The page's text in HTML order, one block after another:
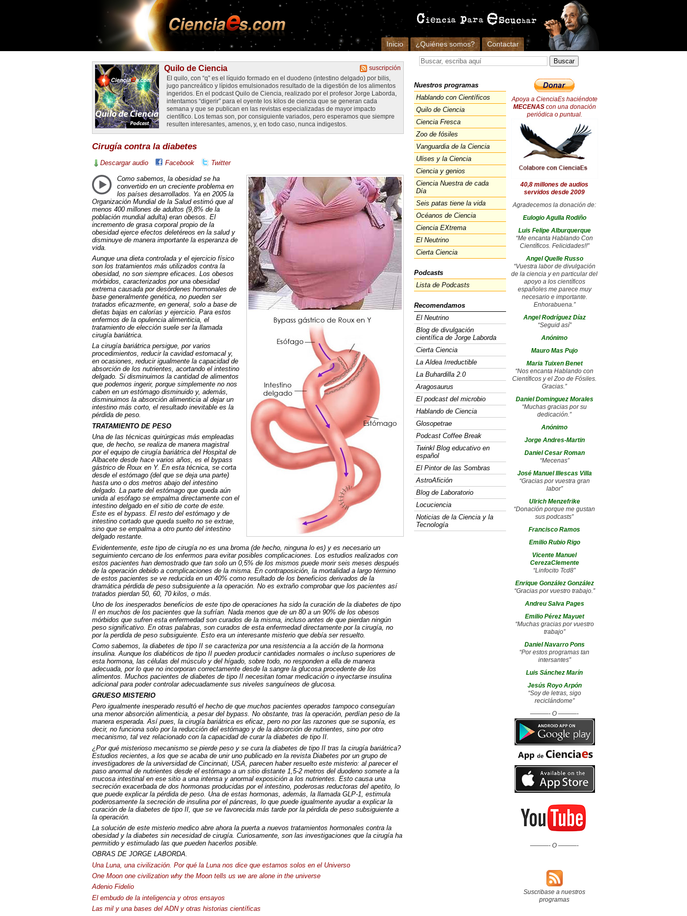
Inicio ¿Quiénes somos? Contactar
suscripción
Quilo de Ciencia
El quilo, con “q” es el líquido formado en el duodeno (intestino delgado) por bilis,
jugo pancreático y lípidos emulsionados resultado de la digestión de los alimentos
ingeridos. En el podcast Quilo de Ciencia, realizado por el profesor Jorge Laborda,
intentamos “digerir” para el oyente los kilos de ciencia que se generan cada
semana y que se publican en las revistas especializadas de mayor impacto
científico. Los temas son, por consiguiente variados, pero esperamos que siempre
resulten interesantes, amenos, y, en todo caso, nunca indigestos.
Cirugía contra la diabetes
Descargar audio Facebook Twitter
Como sabemos, la obesidad se ha
convertido en un creciente problema en
los países desarrollados. Ya en 2005 la
Organización Mundial de la Salud estimó que al
menos 400 millones de adultos (9,8% de la
población mundial adulta) eran obesos. El
incremento de grasa corporal propio de la
obesidad ejerce efectos deletéreos en la salud y
disminuye de manera importante la esperanza de
vida.
Aunque una dieta controlada y el ejercicio físico
son los tratamientos más utilizados contra la
obesidad, no son siempre eficaces. Los obesos
mórbidos, caracterizados por una obesidad
extrema causada por desórdenes hormonales de
base generalmente genética, no pueden ser
tratados eficazmente, en general, solo a base de
dietas bajas en calorías y ejercicio. Para estos
enfermos de la opulencia alimenticia, el
tratamiento de elección suele ser la llamada
cirugía bariátrica.
La cirugía bariátrica persigue, por varios
procedimientos, reducir la cavidad estomacal y,
en ocasiones, reducir igualmente la capacidad de
absorción de los nutrientes, acortando el intestino
delgado. Si disminuimos la cantidad de alimentos
que podemos ingerir, porque simplemente no nos
caben en un estómago disminuido y, además,
disminuimos la absorción alimenticia al dejar un
intestino más corto, el resultado inevitable es la
pérdida de peso.
TRATAMIENTODE PESO
Una de las técnicas quirúrgicas más empleadas
que, de hecho, se realiza de manera magistral
por el equipo de cirugía bariátrica del Hospital de
Albacete desde hace varios años, es el bypass
gástrico de Roux en Y. En esta técnica, se corta
desde el estómago (del que se deja una parte)
hasta uno o dos metros abajo del intestino
delgado. La parte del estómago que queda aún
unida al esófago se empalma directamente con el
intestino delgado en el sitio de corte de este.
Este es el bypass. El resto del estómago y de
intestino cortado que queda suelto no se extrae,
sino que se empalma a otro punto del intestino
delgado restante.
Evidentemente, este tipo de cirugía no es una broma (de hecho, ninguna lo es) y es necesario un
seguimiento cercano de los enfermos para evitar posibles complicaciones. Los estudios realizados con
estos pacientes han demostrado que tan solo un 0,5% de los mismos puede morir seis meses después
de la operación debido a complicaciones de la misma. En contraposición, la mortalidad a largo término
de estos pacientes se ve reducida en un 40% como resultado de los beneficios derivados de la
dramática pérdida de peso subsiguiente a la operación. No es extraño comprobar que los pacientes así
tratados pierdan 50, 60, 70 kilos, o más.
Uno de los inesperados beneficios de este tipo de operaciones ha sido la curación de la diabetes de tipo
II en muchos de los pacientes que la sufrían. Nada menos que de un 80 a un 90% de los obesos
mórbidos que sufren esta enfermedad son curados de la misma, incluso antes de que pierdan ningún
peso significativo. En otras palabras, son curados de esta enfermedad directamente por la cirugía, no
por la perdida de peso subsiguiente. Esto era un interesante misterio que debía ser resuelto.
Como sabemos, la diabetes de tipo II se caracteriza por una resistencia a la acción de la hormona
insulina. Aunque los diabéticos de tipo II pueden producir cantidades normales o incluso superiores de
esta hormona, las células del músculo y del hígado, sobre todo, no responden a ella de manera
adecuada, por lo que no incorporan correctamente desde la sangre la glucosa procedente de los
alimentos. Muchos pacientes de diabetes de tipo II necesitan tomar medicación o inyectarse insulina
adicional para poder controlar adecuadamente sus niveles sanguíneos de glucosa.
GRUESO MISTERIO
Pero igualmente inesperado resultó el hecho de que muchos pacientes operados tampoco conseguían
una menor absorción alimenticia, a pesar del bypass. No obstante, tras la operación, perdían peso de la
manera esperada. Así pues, la cirugía bariátrica es eficaz, pero no por las razones que se suponía, es
decir, no funciona solo por la reducción del estómago y de la absorción de nutrientes, sino por otro
mecanismo, tal vez relacionado con la capacidad de curar la diabetes de tipo II.
¿Por qué misterioso mecanismo se pierde peso y se cura la diabetes de tipo II tras la cirugía bariátrica?
Estudios recientes, a los que se acaba de unir uno publicado en la revista Diabetes por un grupo de
investigadores de la universidad de Cincinnati, USA , parecen haber resuelto este misterio: al parecer el
paso anormal de nutrientes desde el estómago a un sitio distante 1,5-2 metros del duodeno somete a la
mucosa intestinal en ese sitio a una intensa y anormal exposición a los nutrientes. Esto causa una
secreción exacerbada de dos hormonas producidas por el intestino, poderosas reductoras del apetito, lo
que puede explicar la pérdida de peso. Una de estas hormonas, además, la llamada GLP-1, estimula
poderosamente la secreción de insulina por el páncreas, lo que puede igualmente ayudar a explicar la
curación de la diabetes de tipo II, que se ve favorecida más tarde por la pérdida de peso subsiguiente a
la operación.
La solución de este misterio medico abre ahora la puerta a nuevos tratamientos hormonales contra la
obesidad y la diabetes sin necesidad de cirugía. Curiosamente, son las investigaciones que la cirugía ha
permitido y estimulado las que pueden hacerlos posible.
OBRASDE JORGE LABORDA.
Una Luna, una civilización. Por qué la Luna nos dice que estamos solos en el Universo
One Moon one civilization why the Moon tells us we are alone in the universe
Adenio Fidelio
El embudo de la inteligencia y otros ensayos
Las mil y una bases delADNy otras historias científicas
Nuestros programas
Hablando con Científicos
Quilo de Ciencia
Ciencia Fresca
Zoo de fósiles
Vanguardia de la Ciencia
Ulises y la Ciencia
Ciencia y genios
Ciencia Nuestra de cada
Día
Seis patas tiene la vida
Océanos de Ciencia
Ciencia EXtrema
El Neutrino
Cierta Ciencia
Podcasts
Lista de Podcasts
Recomendamos
El Neutrino
Blog de divulgación
científica de Jorge Laborda
Cierta Ciencia
La Aldea Irreductible
La Buhardilla 2.0
Aragosaurus
El podcast del microbio
Hablando de Ciencia
Glosopetrae
Podcast Coffee Break
Twinkl Blog educativo en
español
El Pintor de las Sombras
AstroAfición
Blog de Laboratorio
Locuciencia
Noticias de la Ciencia y la
Tecnología
Apoya a CienciaEs haciéndote
MECENAScon una donación
periódica o puntual.
40,8 millones de audios
servidos desde 2009
Agradecemos la donación de:
Eulogio Agulla Rodiño
Luis Felipe Alburquerque
“Me encanta Hablando Con
Científicos. Felicidades!!”
Angel Quelle Russo
“Vuestra labor de divulgación
de la ciencia y en particular del
apoyo a los científicos
españoles me parece muy
necesario e importante.
Enhorabuena.”
Angel Rodríguez Díaz
“Seguid así”
Anónimo
Mauro Mas Pujo
Maria Tuixen Benet
“Nos encanta Hablando con
Científicos y el Zoo de Fósiles.
Gracias.”
Daniel Dominguez Morales
“Muchas gracias por su
dedicación.”
Anónimo
Jorge Andres-Martin
Daniel Cesar Roman
“Mecenas”
José Manuel Illescas Villa
“Gracias por vuestra gran
labor”
Ulrich Menzefrike
“Donación porque me gustan
sus podcasts”
Francisco Ramos
Emilio Rubio Rigo
Vicente Manuel
CerezaClemente
“Linfocito Tcd8”
Enrique González González
“Gracias por vuestro trabajo.”
Andreu Salva Pages
Emilio Pérez Mayuet
“Muchas gracias por vuestro
trabajo”
Daniel Navarro Pons
“Por estos programas tan
intersantes”
Luis Sánchez Marín
Jesús Royo Arpón
“Soy de letras, sigo
reciclándome”
———- O ———-
———- O ———-
Suscribase a nuestros
programas